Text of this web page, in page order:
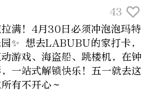
，感受潮玩带来的美好，收获
的快乐与温暖。
43
满！4月30日必须冲泡泡玛特
✨ 想去LABUBU的家打卡，
游戏、海盗船、跳楼机，在钟
一站式解锁快乐！五一就去这
有不开心～